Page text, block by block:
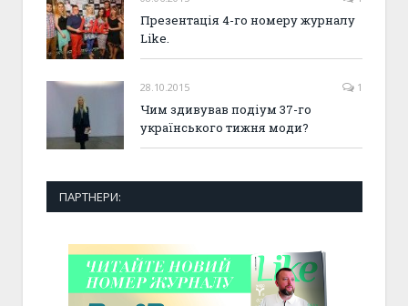
Презентація 4-го номеру журналу
Like.
28.10.2015 1
Чим здивував подіум 37-го
українського тижня моди?
ПАРТНЕРИ: